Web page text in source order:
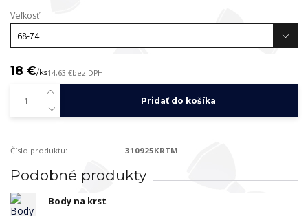
Veľkosť
18 €/ks14,63 €bez DPH
Pridať do košíka
Číslo produktu: 310925KRTM
Podobné produkty
Body na krst